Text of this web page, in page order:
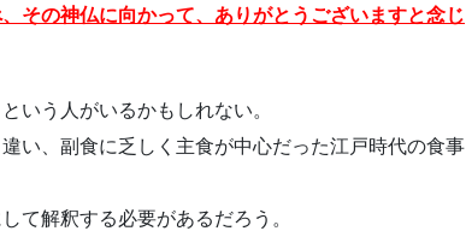
その神仏に向かって、ありがとうございますと念じ
いう人がいるかもしれない。
い、副食に乏しく主食が中心だった江戸時代の食事
て解釈する必要があるだろう。